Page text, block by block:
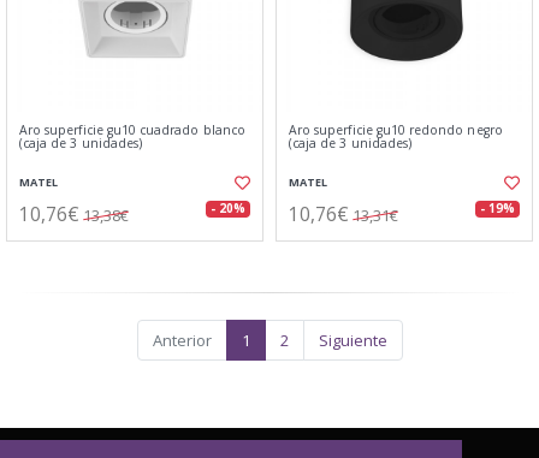
Aro superficie gu10 cuadrado blanco
(caja de 3 unidades)
MATEL
10,76€ 13,38€ - 20%
Aro superficie gu10 redondo negro
(caja de 3 unidades)
MATEL
10,76€ 13,31€ - 19%
Anterior 1 2 Siguiente